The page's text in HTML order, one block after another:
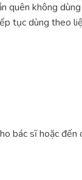
không
tục dùng theo
bác sĩ hoặc